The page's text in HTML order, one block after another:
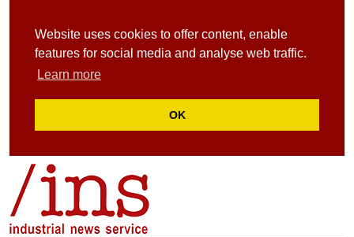
Website uses cookies to offer content, enable
features for social media and analyse web traffic.
Learn more
OK